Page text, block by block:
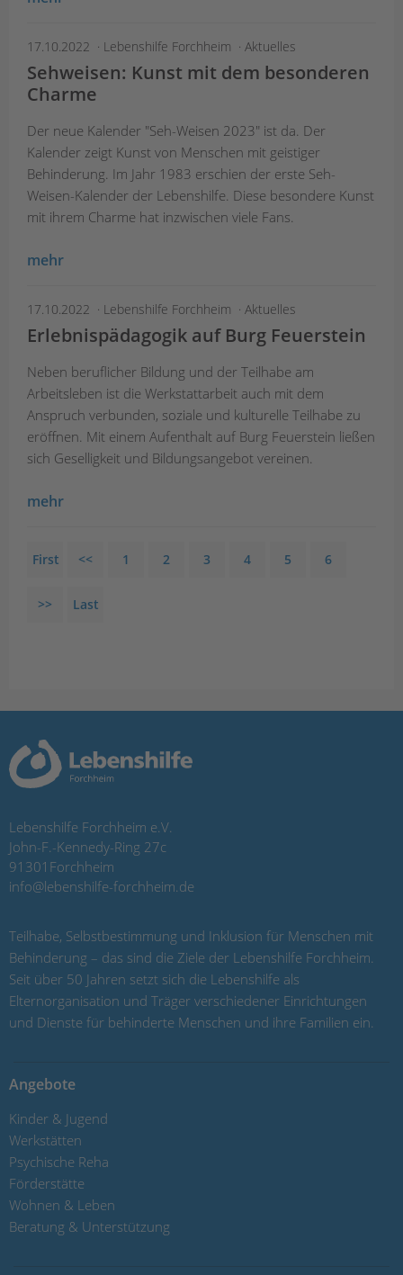
17.10.2022 Lebenshilfe Forchheim Aktuelles
Sehweisen: Kunst mit dem besonderen
Charme
Der neue Kalender "Seh-Weisen 2023" ist da. Der
Kalender zeigt Kunst von Menschen mit geistiger
Behinderung. Im Jahr 1983 erschien der erste Seh-
Weisen-Kalender der Lebenshilfe. Diese besondere Kunst
mit ihrem Charme hat inzwischen viele Fans.
mehr
17.10.2022 Lebenshilfe Forchheim Aktuelles
Erlebnispädagogik auf Burg Feuerstein
Neben beruflicher Bildung und der Teilhabe am
Arbeitsleben ist die Werkstattarbeit auch mit dem
Anspruch verbunden, soziale und kulturelle Teilhabe zu
eröffnen. Mit einem Aufenthalt auf Burg Feuerstein ließen
sich Geselligkeit und Bildungsangebot vereinen.
mehr
First << 1 2 3 4 5 6
>> Last
Lebenshilfe Forchheim e.V.
John-F.-Kennedy-Ring 27c
91301 Forchheim
info@lebenshilfe-forchheim.de
Teilhabe, Selbstbestimmung und Inklusion für Menschen mit
Behinderung – das sind die Ziele der Lebenshilfe Forchheim.
Seit über 50 Jahren setzt sich die Lebenshilfe als
Elternorganisation und Träger verschiedener Einrichtungen
und Dienste für behinderte Menschen und ihre Familien ein.
Angebote
Kinder & Jugend
Werkstätten
Psychische Reha
Förderstätte
Wohnen & Leben
Beratung & Unterstützung